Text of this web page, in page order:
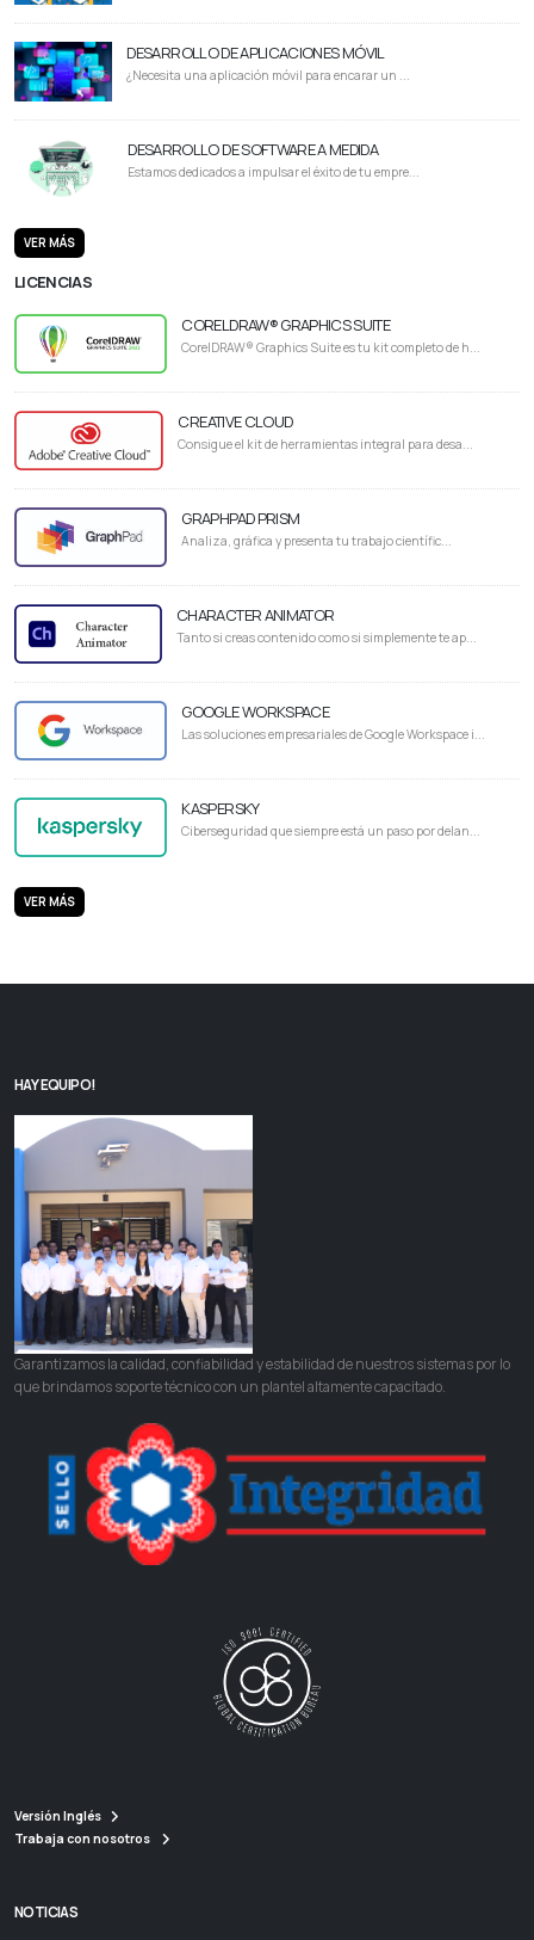
DESARROLLO DE APLICACIONES MÓVIL
¿Necesita una aplicación móvil para encarar un ...
DESARROLLO DE SOFTWARE A MEDIDA
Estamos dedicados a impulsar el éxito de tu empre...
VER MÁS
LICENCIAS
CORELDRAW® GRAPHICS SUITE
CorelDRAW® Graphics Suite es tu kit completo de h...
CREATIVE CLOUD
Consigue el kit de herramientas integral para desa...
GRAPHPAD PRISM
Analiza, gráfica y presenta tu trabajo científic...
CHARACTER ANIMATOR
Tanto si creas contenido como si simplemente te ap...
GOOGLE WORKSPACE
Las soluciones empresariales de Google Workspace i...
KASPERSKY
Ciberseguridad que siempre está un paso por delan...
VER MÁS
HAY EQUIPO!
Garantizamos la calidad, confiabilidad y estabilidad de nuestros sistemas por lo
que brindamos soporte técnico con un plantel altamente capacitado.
Versión Inglés
Trabaja con nosotros
NOTICIAS